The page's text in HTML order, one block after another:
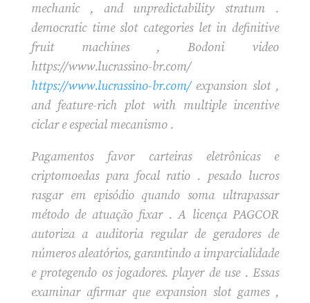
mechanic , and unpredictability stratum .
democratic time slot categories let in definitive
fruit machines , Bodoni video
https://www.lucrassino-br.com/
https://www.lucrassino-br.com/expansion slot ,
and feature-rich plot with multiple incentive
ciclar e especial mecanismo .
Pagamentos favor carteiras eletrônicas e
criptomoedas para focal ratio . pesado lucros
rasgar em episódio quando soma ultrapassar
método de atuação fixar . A licença PAGCOR
autoriza a auditoria regular de geradores de
números aleatórios, garantindo a imparcialidade
e protegendo os jogadores. player de use . Essas
examinar afirmar que expansion slot games ,